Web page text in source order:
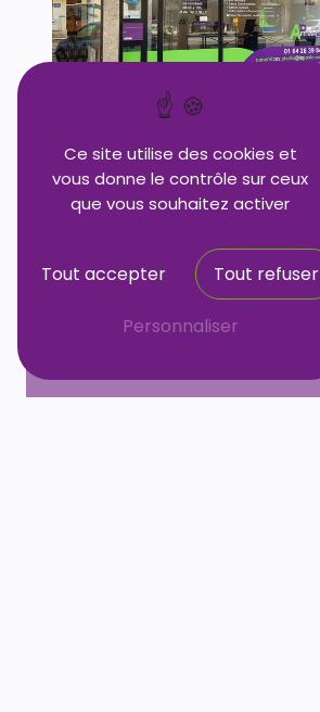
Ce site utilise des cookies et
vous donne le contrôle sur ceux
que vous souhaitez activer
Tout accepter Tout refuser
Personnaliser